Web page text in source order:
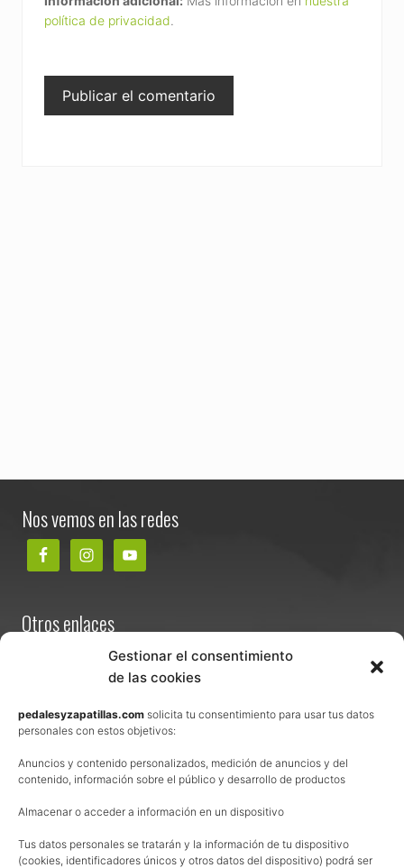
Gestionar el consentimiento
de las cookies
pedalesyzapatillas.com solicita tu consentimiento para usar tus datos
personales con estos objetivos:
Anuncios y contenido personalizados, medición de anuncios y del
contenido, información sobre el público y desarrollo de productos
Almacenar o acceder a información en un dispositivo
Tus datos personales se tratarán y la información de tu dispositivo
(cookies, identificadores únicos y otros datos del dispositivo) podrá ser
política de privacidad.
Nos vemos en las redes
Otros enlaces
Términos y condiciones de venta
Política de privacidad
Política de cookies
Afiliación